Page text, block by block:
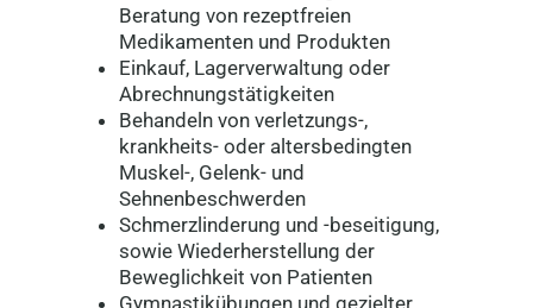
Beratung von rezeptfreien
Medikamenten und Produkten
Einkauf, Lagerverwaltung oder
Abrechnungstätigkeiten
Behandeln von verletzungs-,
krankheits- oder altersbedingten
Muskel-, Gelenk- und
Sehnenbeschwerden
Schmerzlinderung und -beseitigung,
sowie Wiederherstellung der
Beweglichkeit von Patienten
Gymnastikübungen und gezielter